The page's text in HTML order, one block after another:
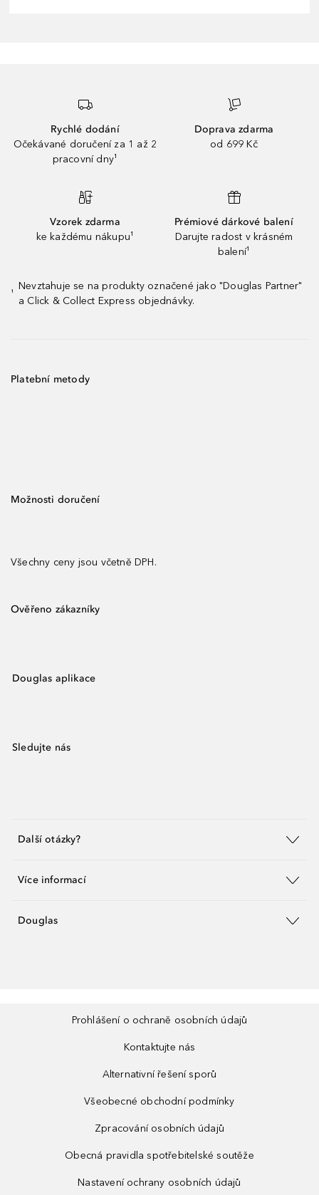
Rychlé dodání
Očekávané doručení za 1 až 2
pracovní dny¹
Doprava zdarma
od 699 Kč
Vzorek zdarma
ke každému nákupu¹
Prémiové dárkové balení
Darujte radost v krásném
balení¹
¹
Nevztahuje se na produkty označené jako "Douglas Partner"
a Click & Collect Express objednávky.
Platební metody
Možnosti doručení
Všechny ceny jsou včetně DPH.
Ověřeno zákazníky
Douglas aplikace
Sledujte nás
Další otázky?
Více informací
Douglas
Prohlášení o ochraně osobních údajů
Kontaktujte nás
Alternativní řešení sporů
Všeobecné obchodní podmínky
Zpracování osobních údajů
Obecná pravidla spotřebitelské soutěže
Nastavení ochrany osobních údajů